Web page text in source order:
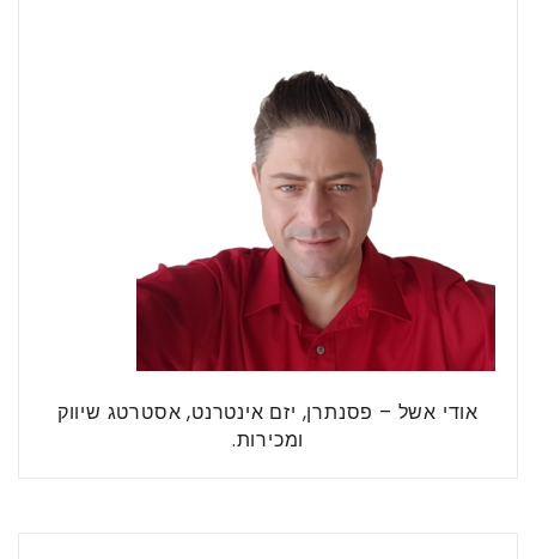
אודי אשל – פסנתרן, יזם אינטרנט, אסטרטג שיווק
ומכירות.